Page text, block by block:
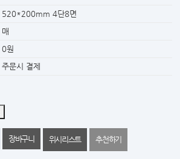
520*200mm 4단8면
매
0원
주문시 결제
위시리스트 추천하기